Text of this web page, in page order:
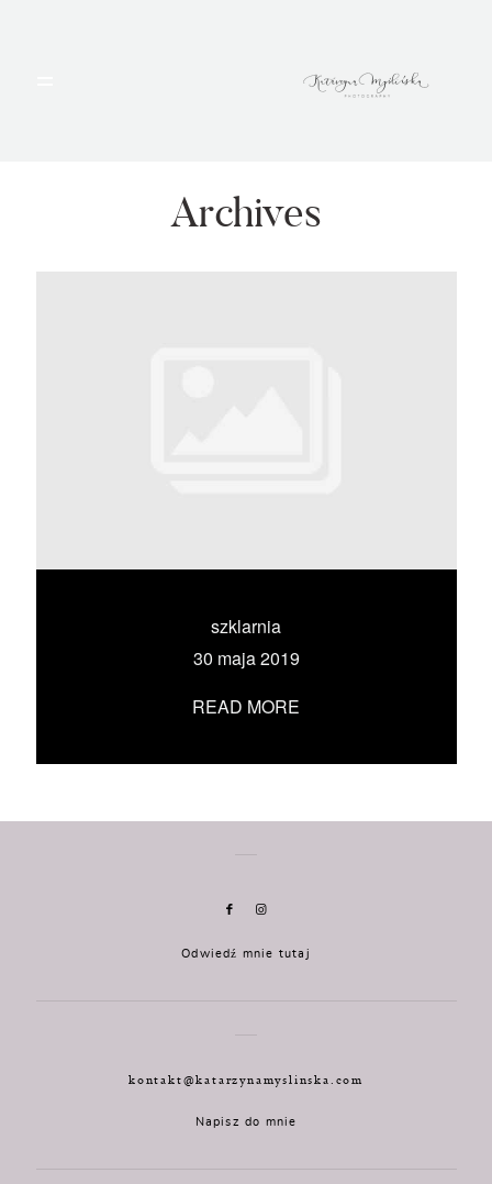
Archives
szklarnia
30 maja 2019
READ MORE
PORTFOLIO
UMÓW SIĘ ZE MNĄ →
Odwiedź mnie tutaj
kontakt@katarzynamyslinska.com
Napisz do mnie